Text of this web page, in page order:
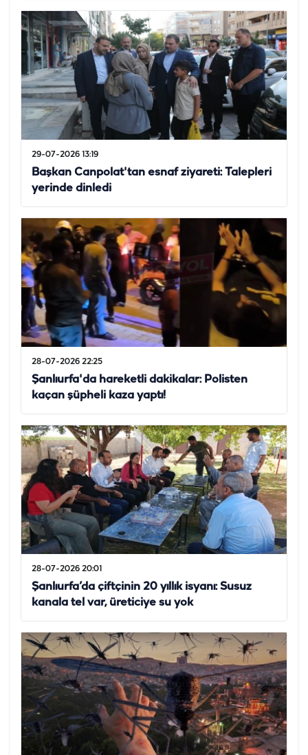
29-07-2026 13:19
Başkan Canpolat'tan esnaf ziyareti: Talepleri
yerinde dinledi
28-07-2026 22:25
Şanlıurfa'da hareketli dakikalar: Polisten
kaçan şüpheli kaza yaptı!
28-07-2026 20:01
Şanlıurfa’da çiftçinin 20 yıllık isyanı: Susuz
kanala tel var, üreticiye su yok